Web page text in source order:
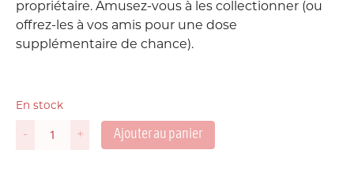
propriétaire. Amusez-vous à les collectionner (ou
offrez-les à vos amis pour une dose
supplémentaire de chance).
En stock
-
quantité
+ Ajouter au panier